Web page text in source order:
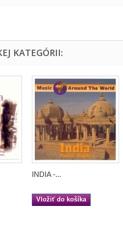
KATEGÓRII:
INDIA -...
Vložiť do košíka